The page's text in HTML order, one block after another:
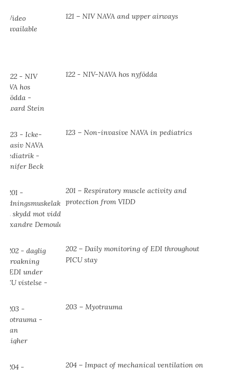
121 – NIV NAVA and upper airways
122 - NIV-NAVA hos nyfödda
123 – Non-invasive NAVA in pediatrics
201 – Respiratory muscle activity and
protection from VIDD
202 – Daily monitoring of EDI throughout
PICU stay
203 – Myotrauma
204 – Impact of mechanical ventilation on